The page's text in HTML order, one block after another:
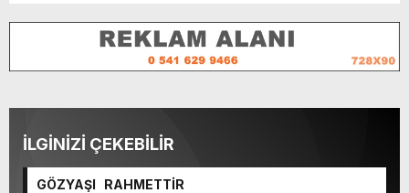
İLGİNİZİ ÇEKEBİLİR
GÖZYAŞI RAHMETTİR